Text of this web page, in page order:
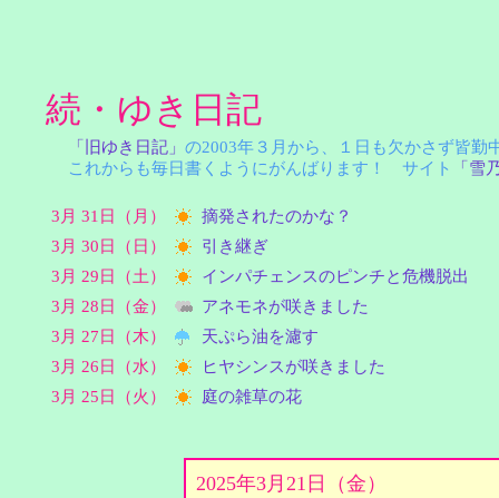
続・ゆき日記
「旧ゆき日記」 の2003年３月から、１日も欠かさず皆
これからも毎日書くようにがんばります！ サイト
「雪
3月 31日（月）
摘発されたのかな？
3月 30日（日）
引き継ぎ
3月 29日（土）
インパチェンスのピンチと危機脱出
3月 28日（金）
アネモネが咲きました
3月 27日（木）
天ぷら油を濾す
3月 26日（水）
ヒヤシンスが咲きました
3月 25日（火）
庭の雑草の花
2025年3月21日（金）